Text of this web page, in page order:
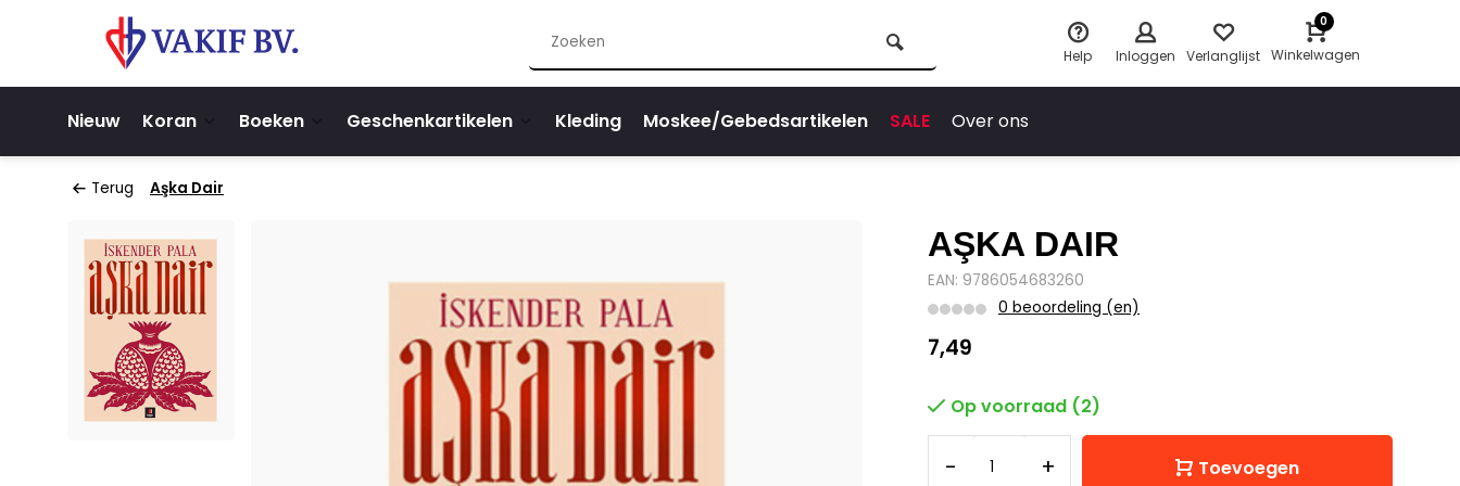
Help Inloggen Verlanglijst
0
Winkelwagen
Nieuw Koran Boeken Geschenkartikelen Kleding Moskee/Gebedsartikelen SALE Over ons
Terug Aşka Dair
AŞKA DAIR
EAN: 9786054683260
0 beoordeling (en)
7,49
Op voorraad (2)
- + Toevoegen